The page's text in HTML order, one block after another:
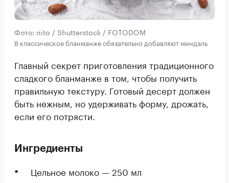
Фото: nito / Shutterstock / FOTODOM
В классическое бланманже обязательно добавляют миндаль
Главный секрет приготовления традиционного
сладкого бланманже в том, чтобы получить
правильную текстуру. Готовый десерт должен
быть нежным, но удерживать форму, дрожать,
если его потрясти.
Ингредиенты
Цельное молоко — 250 мл